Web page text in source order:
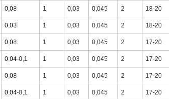
0,08 1 0,03 0,045 2 18-20
0,03 1 0,03 0,045 2 18-20
0,08 1 0,03 0,045 2 17-20
0,04-0,1 1 0,03 0,045 2 17-20
0,08 1 0,03 0,045 2 17-20
0,04-0,1 1 0,03 0,045 2 17-20